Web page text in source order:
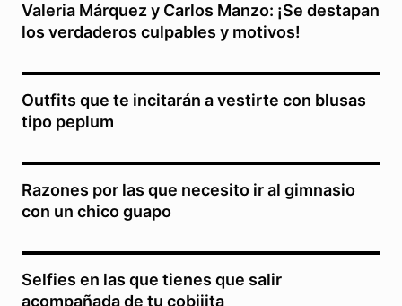
Valeria Márquez y Carlos Manzo: ¡Se destapan
los verdaderos culpables y motivos!
Outfits que te incitarán a vestirte con blusas
tipo peplum
Razones por las que necesito ir al gimnasio
con un chico guapo
Selfies en las que tienes que salir
acompañada de tu cobijita